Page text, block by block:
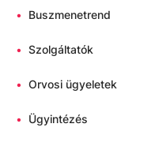
• Buszmenetrend
• Szolgáltatók
• Orvosi ügyeletek
• Ügyintézés